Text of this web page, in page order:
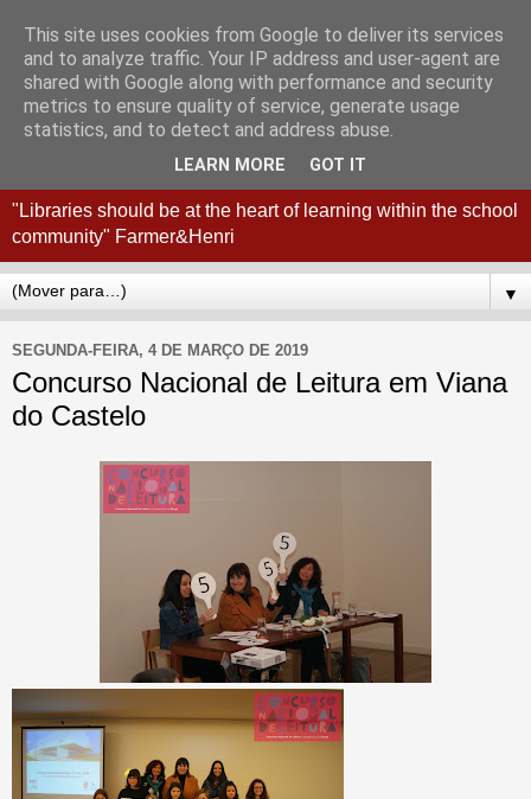
Coordenação
Interconcelhia RBE - Viana
do Castelo + Esposende
"Libraries should be at the heart of learning within the school
community" Farmer&Henri
▼
SEGUNDA-FEIRA, 4 DE MARÇO DE 2019
Concurso Nacional de Leitura em Viana
do Castelo
This site uses cookies from Google to deliver its services
and to analyze traffic. Your IP address and user-agent are
shared with Google along with performance and security
metrics to ensure quality of service, generate usage
statistics, and to detect and address abuse.
LEARN MORE GOT IT